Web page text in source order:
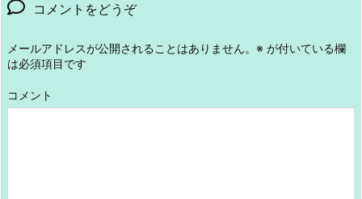
コメントをどうぞ
メールアドレスが公開されることはありません。 ※ が付いている欄
は必須項目です
コメント